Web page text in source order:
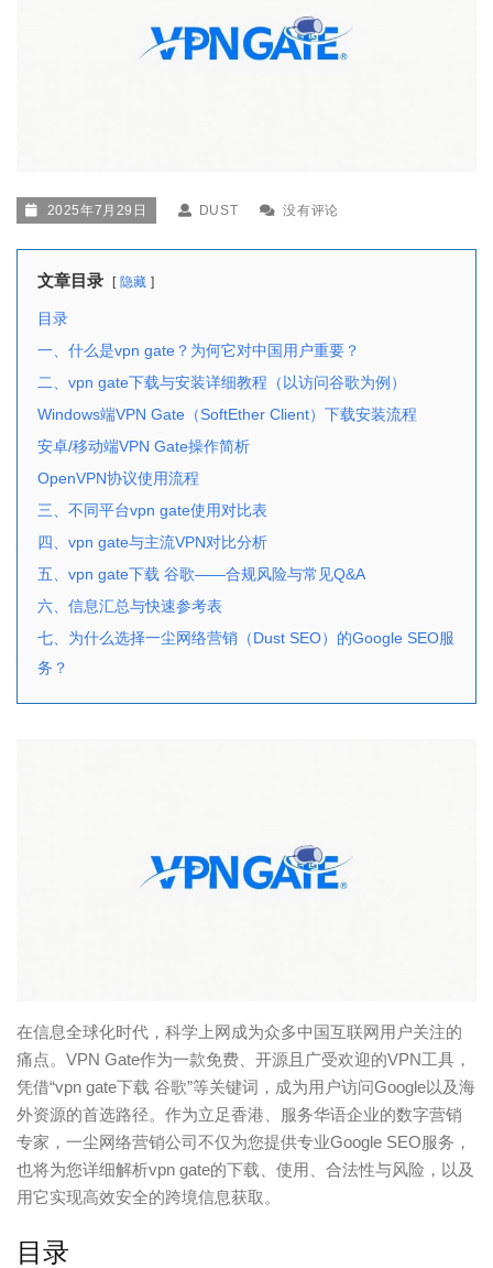
2025年7月29日 DUST 没有评论
文章目录 隐藏
目录
一、什么是vpn gate？为何它对中国用户重要？
二、vpn gate下载与安装详细教程（以访问谷歌为例）
Windows端VPN Gate（SoftEther Client）下载安装流程
安卓/移动端VPN Gate操作简析
OpenVPN协议使用流程
三、不同平台vpn gate使用对比表
四、vpn gate与主流VPN对比分析
五、vpn gate下载 谷歌——合规风险与常见Q&A
六、信息汇总与快速参考表
七、为什么选择一尘网络营销（Dust SEO）的Google SEO服
务？
在信息全球化时代，科学上网成为众多中国互联网用户关注的
痛点。VPN Gate作为一款免费、开源且广受欢迎的VPN工具，
凭借“vpn gate下载 谷歌”等关键词，成为用户访问Google以及海
外资源的首选路径。作为立足香港、服务华语企业的数字营销
专家，一尘网络营销公司不仅为您提供专业Google SEO服务，
也将为您详细解析vpn gate的下载、使用、合法性与风险，以及
用它实现高效安全的跨境信息获取。
目录